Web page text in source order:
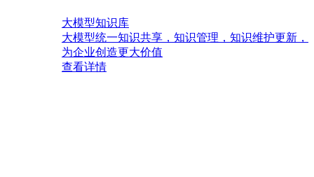
大模型知识库
大模型统一知识共享，知识管理，知识维护更新，
为企业创造更大价值
查看详情